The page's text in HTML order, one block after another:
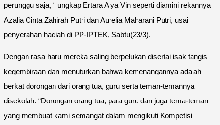
perunggu saja, “ ungkap Ertara Alya Vin seperti diamini rekannya
Azalia Cinta Zahirah Putri dan Aurelia Maharani Putri, usai
penyerahan hadiah di PP-IPTEK, Sabtu(23/3).
Dengan rasa haru mereka saling berpelukan disertai isak tangis
kegembiraan dan menuturkan bahwa kemenangannya adalah
berkat dorongan dari orang tua, guru serta teman-temannya
disekolah. “Dorongan orang tua, para guru dan juga tema-teman
yang membuat kami semangat dalam mengikuti Kompetisi